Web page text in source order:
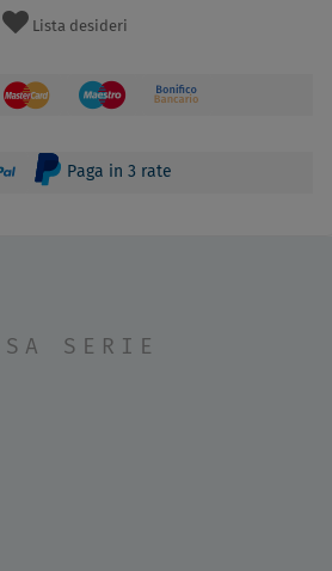
Lista desideri
Paga in 3 rate
SERIE